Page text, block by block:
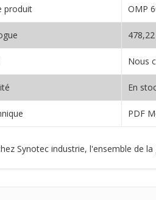
produit OMP
Nous
En
PDF
Synotec industrie, l'ensemble de